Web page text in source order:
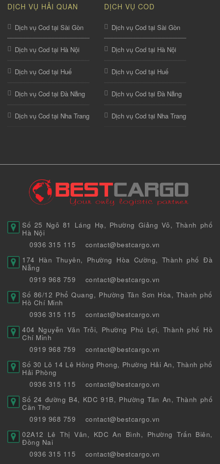
DỊCH VỤ HẢI QUAN
Dịch vụ Cod tại Sài Gòn
Dịch vụ Cod tại Hà Nội
Dịch vụ Cod tại Huế
Dịch vụ Cod tại Đà Nẵng
Dịch vụ Cod tại Nha Trang
DỊCH VỤ COD
Dịch vụ Cod tại Sài Gòn
Dịch vụ Cod tại Hà Nội
Dịch vụ Cod tại Huế
Dịch vụ Cod tại Đà Nẵng
Dịch vụ Cod tại Nha Trang
Số 25 Ngõ 81 Láng Hạ, Phường Giảng Võ, Thành phố
Hà Nội
0936 315 115
contact@bestcargo.vn
174 Hàn Thuyên, Phường Hòa Cường, Thành phố Đà
Nẵng
0919 968 759
contact@bestcargo.vn
Số 86/12 Phổ Quang, Phường Tân Sơn Hòa, Thành phố
Hồ Chí Minh
0936 315 115
contact@bestcargo.vn
404 Nguyễn Văn Trỗi, Phường Phú Lợi, Thành phố Hồ
Chí Minh
0919 968 759
contact@bestcargo.vn
Số 30 Lô 14 Lê Hồng Phong, Phường Hải An, Thành phố
Hải Phòng
0936 315 115
contact@bestcargo.vn
Số 24 đường B4, KDC 91B, Phường Tân An, Thành phố
Cần Thơ
0919 968 759
contact@bestcargo.vn
02A12 Lê Thị Vân, KDC An Bình, Phường Trấn Biên,
Đồng Nai
0936 315 115
contact@bestcargo.vn